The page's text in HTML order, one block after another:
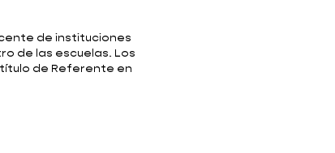
de instituciones
de las escuelas. Los
de Referente en